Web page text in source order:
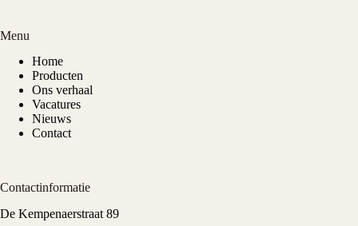
Menu
Home
Producten
Ons verhaal
Vacatures
Nieuws
Contact
Contactinformatie
De Kempenaerstraat 89